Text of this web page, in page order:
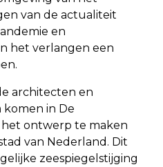
van de actualiteit
en
het verlangen een
architecten en
in De
ontwerp te maken
van Nederland. Dit
zeespiegelstijging